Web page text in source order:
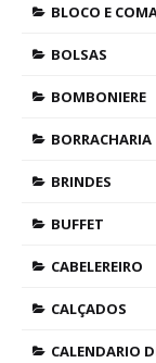
BLOCO E
BOLSAS
BOMBONIERE
BORRACHARIA
BRINDES
BUFFET
CABELEREIRO
CALÇADOS
CALENDARIO